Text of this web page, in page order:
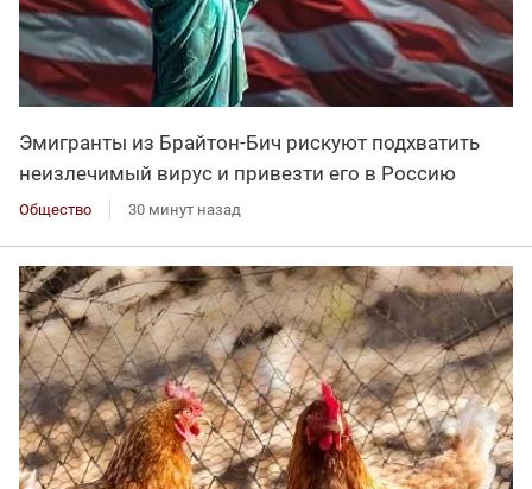
Эмигранты из Брайтон-Бич рискуют подхватить
неизлечимый вирус и привезти его в Россию
Общество 30 минут назад